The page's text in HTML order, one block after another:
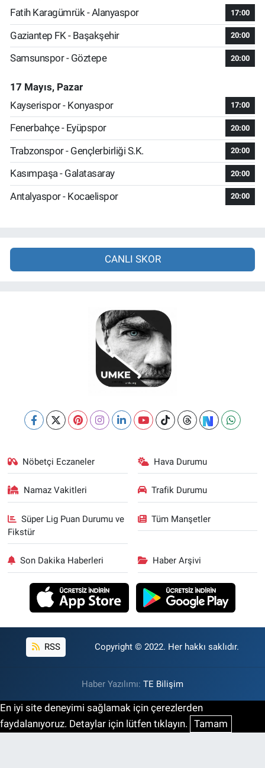
Fatih Karagümrük - Alanyaspor
17:00
Gaziantep FK - Başakşehir 20:00
Samsunspor - Göztepe 20:00
17 Mayıs, Pazar
Kayserispor - Konyaspor
17:00
Fenerbahçe - Eyüpspor 20:00
Trabzonspor - Gençlerbirliği S.K. 20:00
Kasımpaşa - Galatasaray 20:00
Antalyaspor - Kocaelispor 20:00
CANLI SKOR
Nöbetçi Eczaneler Hava Durumu
Namaz Vakitleri Trafik Durumu
Süper Lig Puan Durumu ve
Fikstür
Tüm Manşetler
Son Dakika Haberleri Haber Arşivi
RSS Copyright © 2022. Her hakkı saklıdır.
Haber Yazılımı: TE Bilişim
En iyi site deneyimi sağlamak için çerezlerden
faydalanıyoruz. Detaylar için lütfen tıklayın. Tamam